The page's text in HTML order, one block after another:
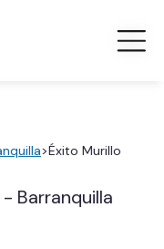
>Éxito Murillo
Barranquilla